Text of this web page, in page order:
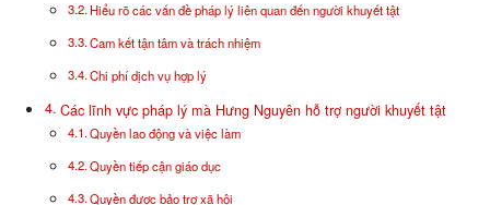
Hiểu rõ các vấn đề pháp lý liên quan đến người khuyết tật
Cam kết tận tâm và trách nhiệm
Chi phí dịch vụ hợp lý
Các lĩnh vực pháp lý mà Hưng Nguyên hỗ trợ người khuyết tật
Quyền lao động và việc làm
Quyền tiếp cận giáo dục
Quyền được bảo trợ xã hội